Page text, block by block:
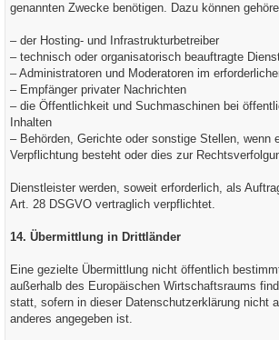
genannten Zwecke benötigen. Dazu können
– der Hosting- und Infrastrukturbetreiber
– technisch oder organisatorisch beauftragte
– Administratoren und Moderatoren im
– Empfänger privater Nachrichten
– die Öffentlichkeit und Suchmaschinen bei
Inhalten
– Behörden, Gerichte oder sonstige Stellen, wenn
Verpflichtung besteht oder dies zur
Dienstleister werden, soweit erforderlich, als
Art. 28 DSGVO vertraglich verpflichtet.
14. Übermittlung in Drittländer
Eine gezielte Übermittlung nicht öffentlich
außerhalb des Europäischen Wirtschaftsraums
statt, sofern in dieser Datenschutzerklärung nicht
anderes angegeben ist.